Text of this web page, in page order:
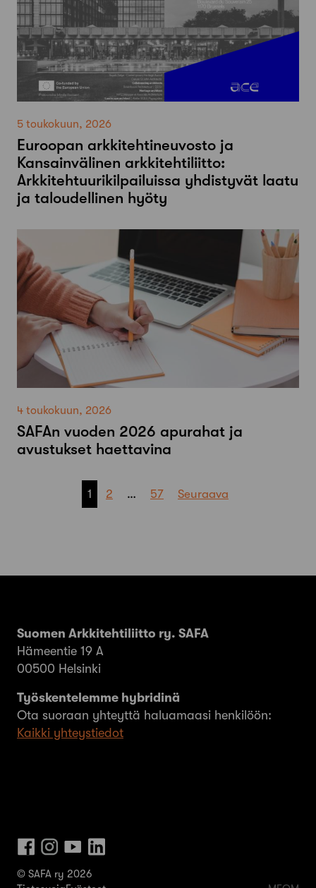
5 toukokuun, 2026
Euroopan arkkitehtineuvosto ja
Kansainvälinen arkkitehtiliitto:
Arkkitehtuurikilpailuissa yhdistyvät laatu
ja taloudellinen hyöty
4 toukokuun, 2026
SAFAn vuoden 2026 apurahat ja
avustukset haettavina
Artikkelien
1 2 … 57 Seuraava
Suomen Arkkitehtiliitto ry. SAFA
Hämeentie 19 A
00500 Helsinki
Työskentelemme hybridinä
Ota suoraan yhteyttä haluamaasi henkilöön:
Kaikki yhteystiedot
© SAFA ry 2026